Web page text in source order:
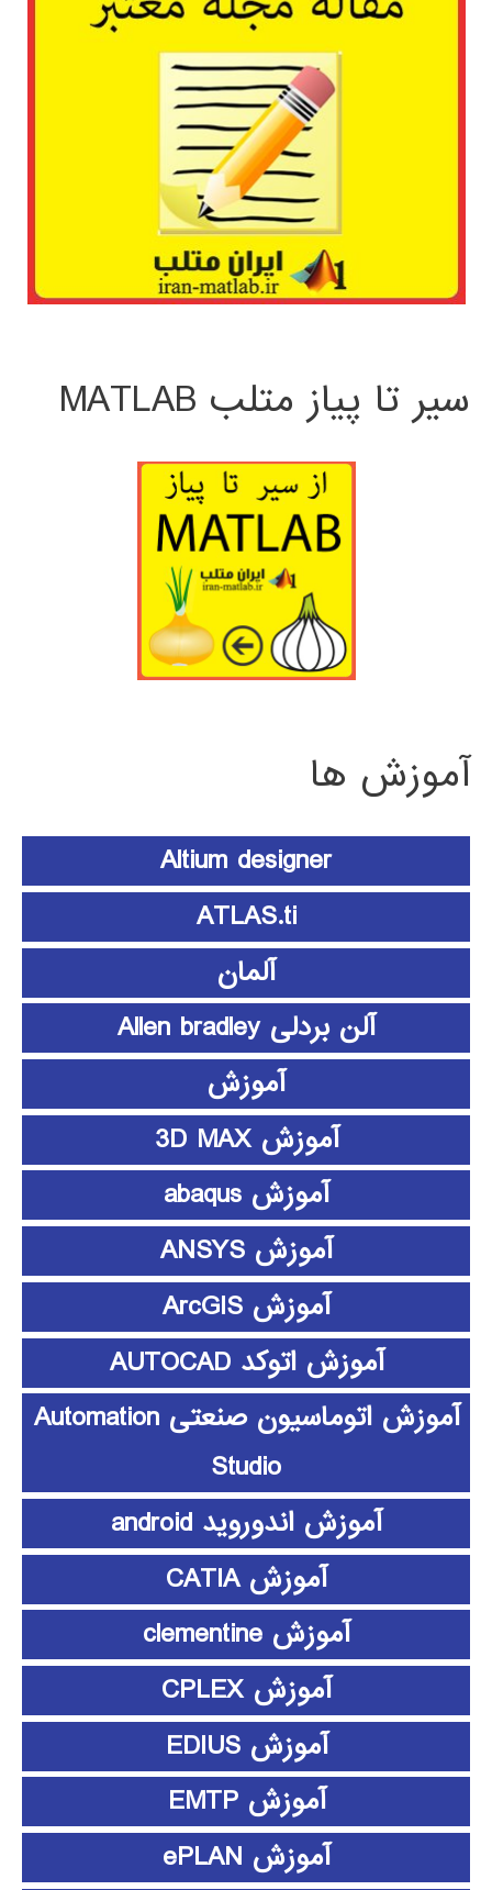
سیر تا پیاز متلب MATLAB
آموزش ها
Altium designer
ATLAS.ti
آلمان
آلن بردلی Allen bradley
آموزش
آموزش 3D MAX
آموزش abaqus
آموزش ANSYS
آموزش ArcGIS
آموزش اتوکد AUTOCAD
آموزش اتوماسیون صنعتی Automation
Studio
آموزش اندوروید android
آموزش CATIA
آموزش clementine
آموزش CPLEX
آموزش EDIUS
آموزش EMTP
آموزش ePLAN